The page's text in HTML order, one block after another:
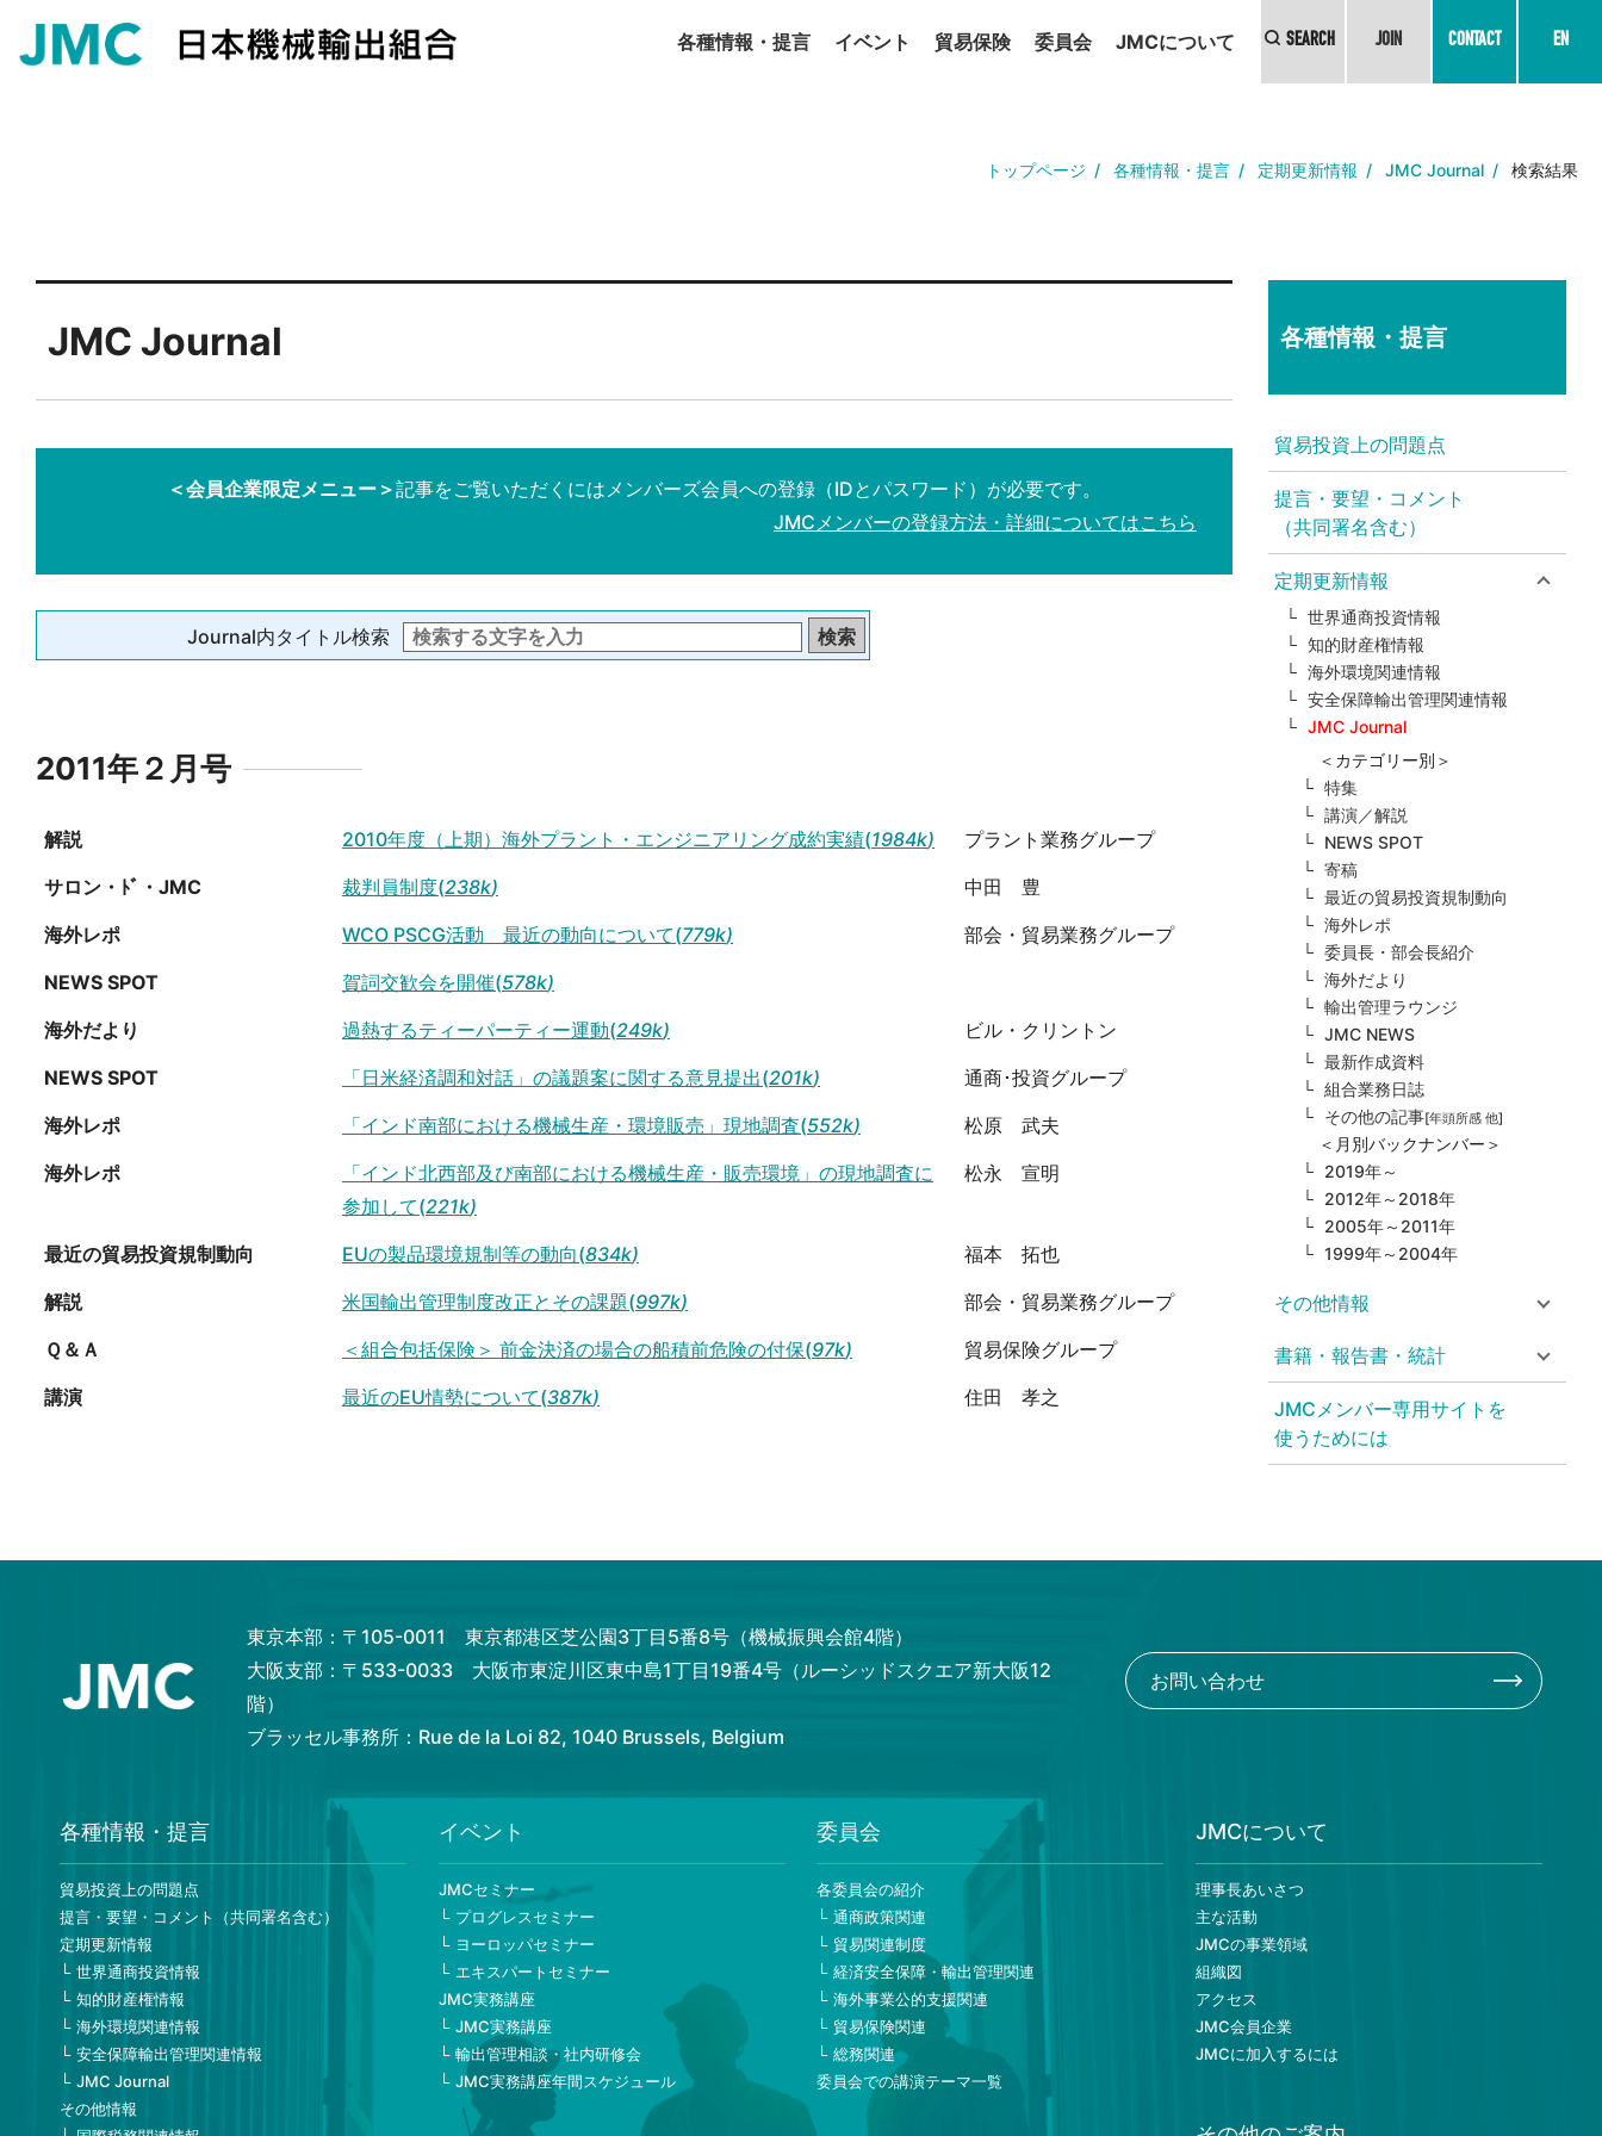
各種情報・提言 イベント 貿易保険 委員会 JMCについて SEARCH JOIN CONTACT EN
トップページ 各種情報・提言 定期更新情報 JMC Journal 検索結果
JMC Journal
＜会員企業限定メニュー＞記事をご覧いただくにはメンバーズ会員への登録（IDとパスワード）が必要です。
JMCメンバーの登録方法・詳細についてはこちら
Journal内タイトル検索
2011年２月号
解説 2010年度（上期）海外プラント・エンジニアリング成約実績(1984k)
プラント業務グループ
サロン・ﾄﾞ・JMC
裁判員制度(238k)
中田 豊
海外レポ
WCO PSCG活動 最近の動向について(779k)
部会・貿易業務グループ
NEWS SPOT
賀詞交歓会を開催(578k)
海外だより
過熱するティーパーティー運動(249k)
ビル・クリントン
NEWS SPOT
「日米経済調和対話」の議題案に関する意見提出(201k)
通商･投資グループ
海外レポ
「インド南部における機械生産・環境販売」現地調査(552k)
松原 武夫
海外レポ
「インド北西部及び南部における機械生産・販売環境」の現地調査に
参加して(221k)
松永 宣明
最近の貿易投資規制動向 EUの製品環境規制等の動向(834k)
福本 拓也
解説
米国輸出管理制度改正とその課題(997k)
部会・貿易業務グループ
Ｑ＆Ａ
＜組合包括保険＞ 前金決済の場合の船積前危険の付保(97k)
貿易保険グループ
講演
最近のEU情勢について(387k) 住田 孝之
各種情報・提言
貿易投資上の問題点
提言・要望・コメント
（共同署名含む）
定期更新情報
世界通商投資情報
知的財産権情報
海外環境関連情報
安全保障輸出管理関連情報
JMC Journal
＜カテゴリー別＞
特集
講演／解説
NEWS SPOT
寄稿
最近の貿易投資規制動向
海外レポ
委員長・部会長紹介
海外だより
輸出管理ラウンジ
JMC NEWS
最新作成資料
組合業務日誌
その他の記事[年頭所感 他]
＜月別バックナンバー＞
2019年～
2012年～2018年
2005年～2011年
1999年～2004年
その他情報
書籍・報告書・統計
JMCメンバー専用サイトを
使うためには
東京本部：〒105-0011 東京都港区芝公園3丁目5番8号（機械振興会館4階）
大阪支部：〒533-0033 大阪市東淀川区東中島1丁目19番4号（ルーシッドスクエア新大阪12
階）
ブラッセル事務所：Rue de la Loi 82, 1040 Brussels, Belgium
お問い合わせ
各種情報・提言
貿易投資上の問題点
提言・要望・コメント（共同署名含む）
定期更新情報
世界通商投資情報
知的財産権情報
海外環境関連情報
安全保障輸出管理関連情報
JMC Journal
その他情報
イベント
JMCセミナー
プログレスセミナー
ヨーロッパセミナー
エキスパートセミナー
JMC実務講座
JMC実務講座
輸出管理相談・社内研修会
JMC実務講座年間スケジュール
委員会
各委員会の紹介
通商政策関連
貿易関連制度
経済安全保障・輸出管理関連
海外事業公的支援関連
貿易保険関連
総務関連
委員会での講演テーマ一覧
JMCについて
理事長あいさつ
主な活動
JMCの事業領域
組織図
アクセス
JMC会員企業
JMCに加入するには